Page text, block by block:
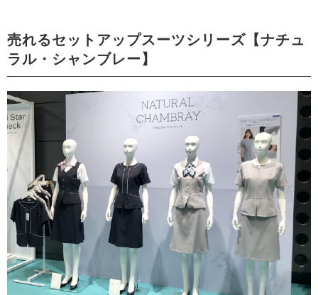
売れるセットアップスーツシリーズ【ナチュ
ラル・シャンブレー】